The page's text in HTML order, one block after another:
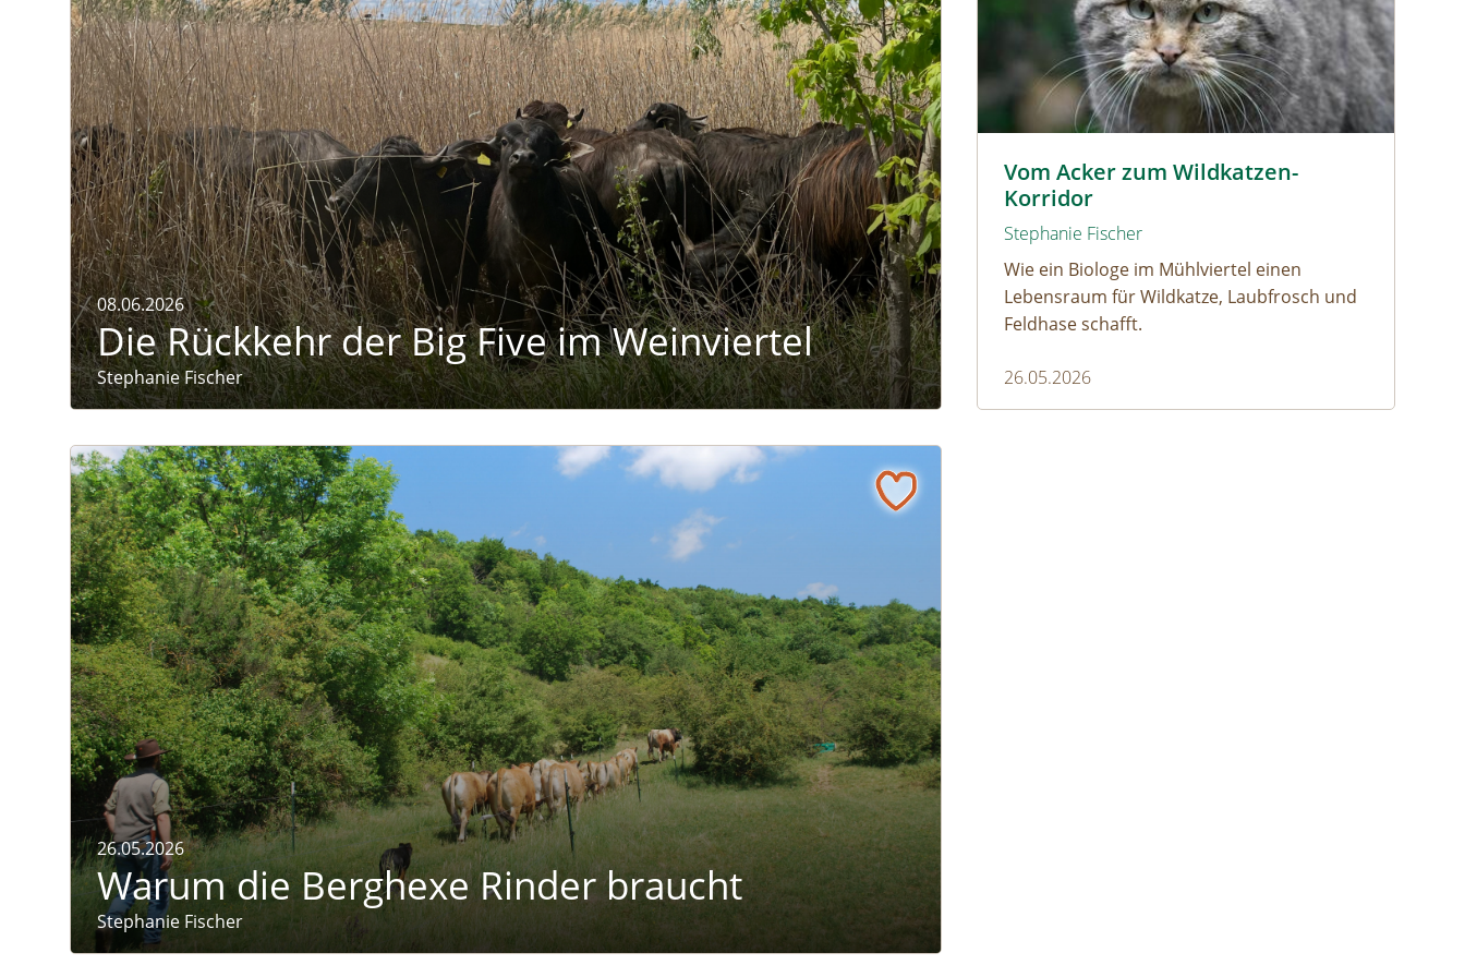
Naturmagazin: Die Rückkehr der Big Five im Weinviertel
08.06.2026
Die Rückkehr der Big Five im Weinviertel
Stephanie Fischer
Vom Acker zum Wildkatzen-
Korridor
Stephanie Fischer
Wie ein Biologe im Mühlviertel einen
Lebensraum für Wildkatze, Laubfrosch und
Feldhase schafft.
26.05.2026
Naturmagazin: Warum die Berghexe Rinder braucht
Naturmagazin: Warum die Berghexe Rinder braucht
26.05.2026
Warum die Berghexe Rinder braucht
Stephanie Fischer
Warum die Berghexe Rinder braucht